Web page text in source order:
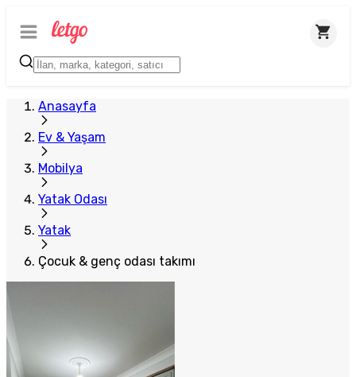
Anasayfa
Ev & Yaşam
Mobilya
Yatak Odası
Yatak
Çocuk & genç odası takımı